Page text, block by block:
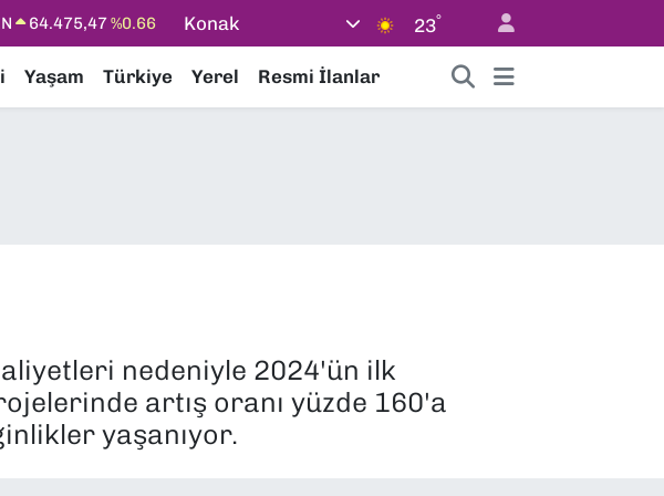
64.475,47%0.66
Konak 23°
Yaşam Türkiye Yerel Resmi İlanlar
nedeniyle 2024'ün ilk
artış oranı yüzde 160'a
yaşanıyor.